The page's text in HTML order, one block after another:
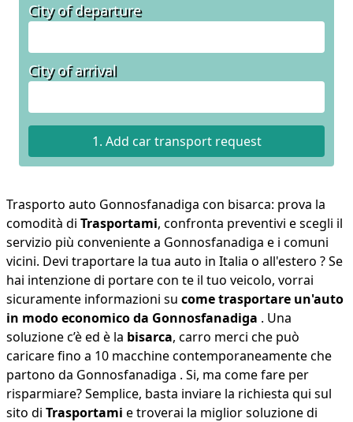
City of departure
City of arrival
Trasporto auto Gonnosfanadiga con bisarca: prova la
comodità di Trasportami, confronta preventivi e scegli il
servizio più conveniente a Gonnosfanadiga e i comuni
vicini. Devi traportare la tua auto in Italia o all'estero ? Se
hai intenzione di portare con te il tuo veicolo, vorrai
sicuramente informazioni su come trasportare un'auto
in modo economico da Gonnosfanadiga . Una
soluzione c’è ed è la bisarca, carro merci che può
caricare fino a 10 macchine contemporaneamente che
partono da Gonnosfanadiga . Si, ma come fare per
risparmiare? Semplice, basta inviare la richiesta qui sul
sito di Trasportami e troverai la miglior soluzione di